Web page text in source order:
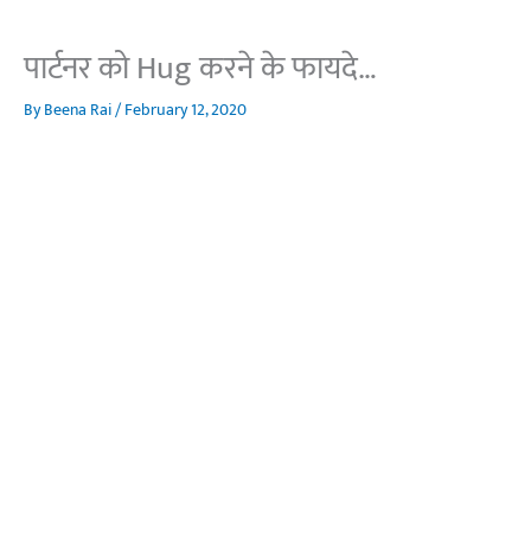
पार्टनर को Hug करने के फायदे…
ByBeena Rai/February 12, 2020